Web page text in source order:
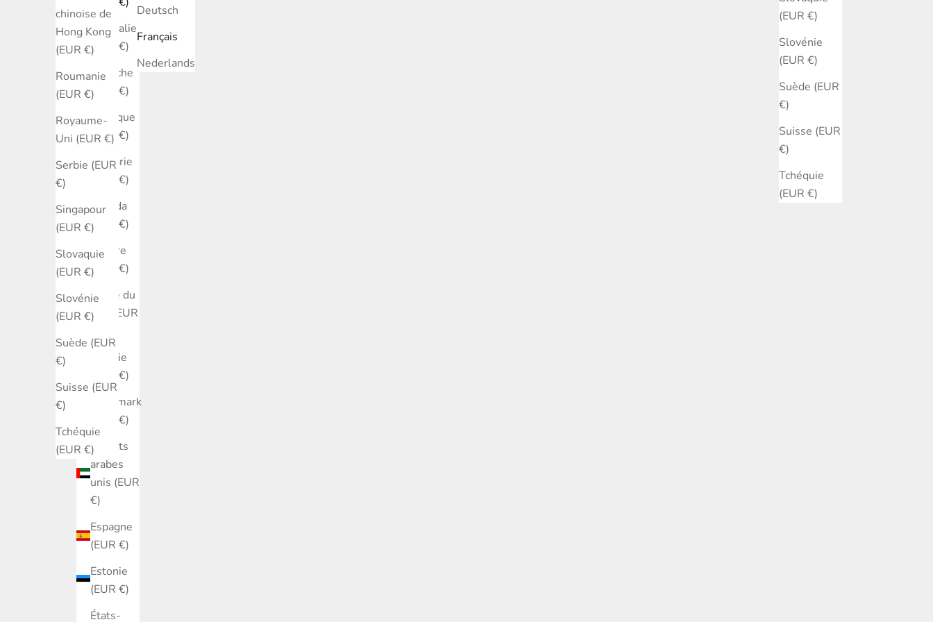
(EUR €)
Slovénie
(EUR €)
Suède (EUR
€)
Suisse (EUR
€)
Tchéquie
(EUR €)
chinoise de
Hong Kong
(EUR €)
Roumanie
(EUR €)
Royaume-
Uni (EUR €)
Serbie (EUR
€)
Singapour
(EUR €)
Slovaquie
(EUR €)
Slovénie
(EUR €)
Suède (EUR
€)
Suisse (EUR
€)
Tchéquie
(EUR €)
Australie
(EUR €)
Autriche
(EUR €)
Belgique
(EUR €)
Bulgarie
(EUR €)
Canada
(EUR €)
Chypre
(EUR €)
Corée du
Sud (EUR
Croatie
(EUR €)
Danemark
(EUR €)
Émirats
arabes
unis (EUR
€)
Espagne
(EUR €)
Estonie
(EUR €)
États-
Deutsch
Français
Nederlands